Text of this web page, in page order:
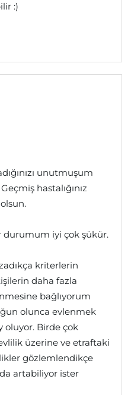
:)
unutmuşum
hastalığınız
durumum iyi çok şükür.
kriterlerin
daha fazla
bağlıyorum
olunca evlenmek
oluyor. Birde çok
üzerine ve etraftaki
gözlemlendikçe
artabiliyor ister